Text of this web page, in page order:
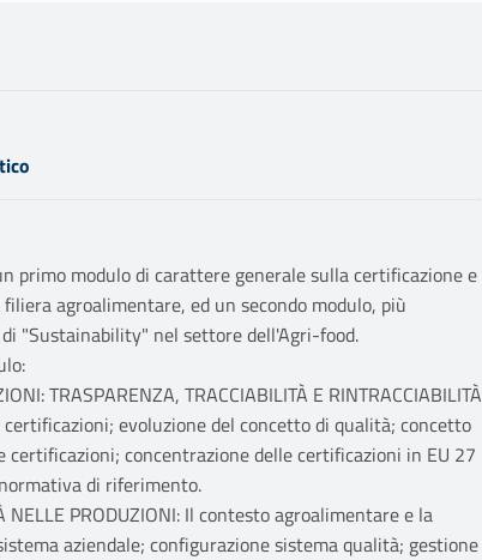
primo modulo di carattere generale sulla certificazione e
agroalimentare, ed un secondo modulo, più
"Sustainability" nel settore dell'Agri-food.
TRASPARENZA, TRACCIABILITÀ E RINTRACCIABILITÀ
certificazioni; evoluzione del concetto di qualità; concetto
concentrazione delle certificazioni in EU 27
di riferimento.
NELLE PRODUZIONI: Il contesto agroalimentare e la
aziendale; configurazione sistema qualità; gestione